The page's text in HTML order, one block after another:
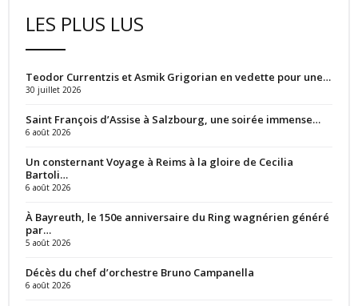
LES PLUS LUS
Teodor Currentzis et Asmik Grigorian en vedette pour une…
30 juillet 2026
Saint François d’Assise à Salzbourg, une soirée immense…
6 août 2026
Un consternant Voyage à Reims à la gloire de Cecilia
Bartoli…
6 août 2026
À Bayreuth, le 150e anniversaire du Ring wagnérien généré
par…
5 août 2026
Décès du chef d’orchestre Bruno Campanella
6 août 2026